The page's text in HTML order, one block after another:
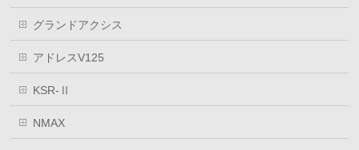
グランドアクシス
アドレスV125
KSR-Ⅱ
NMAX